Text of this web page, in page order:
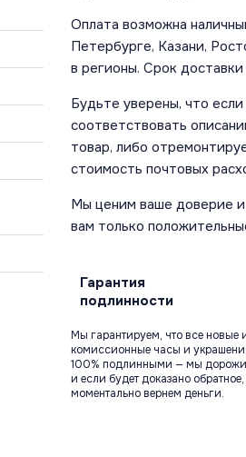
Оплата возможна
Петербурге, Казани,
в регионы. Срок
Будьте уверены, что
соответствовать
товар, либо
стоимость почтовых
Мы ценим ваше доверие и
вам только
Гарантия
подлинности
Мы гарантируем, что все новые
комиссионные часы и
100% подлинными — мы
и если будет доказано
моментально вернем деньги.